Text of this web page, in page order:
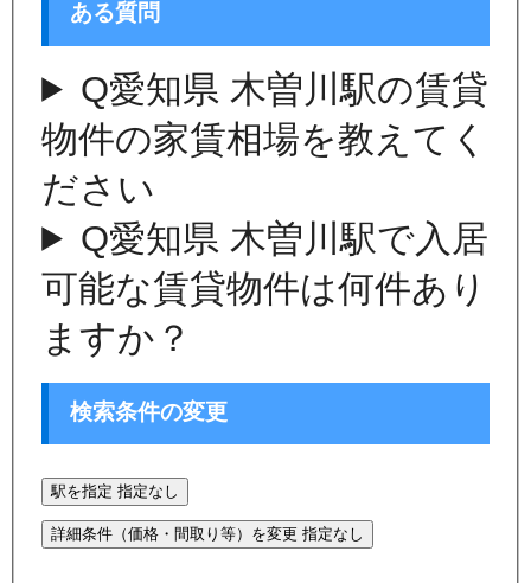
ある質問
Q愛知県 木曽川駅の賃貸
物件の家賃相場を教えてく
ださい
Q愛知県 木曽川駅で入居
可能な賃貸物件は何件あり
ますか？
検索条件の変更
駅を指定 指定なし
詳細条件（価格・間取り等）を変更 指定なし